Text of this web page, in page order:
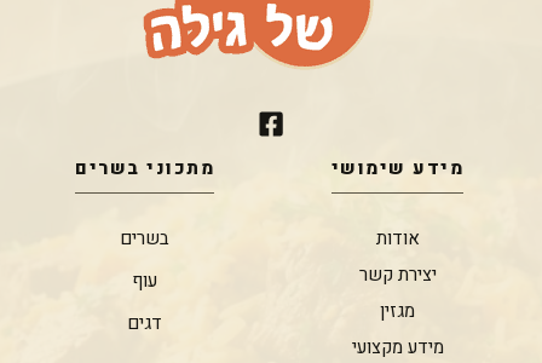
מידע שימושי
אודות
יצירת קשר
מגזין
מידע מקצועי
מתכוני בשרים
בשרים
עוף
דגים